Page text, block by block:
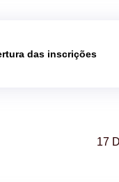
das inscrições
17